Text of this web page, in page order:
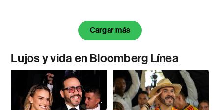
Cargar más
Lujos y vida en Bloomberg Línea